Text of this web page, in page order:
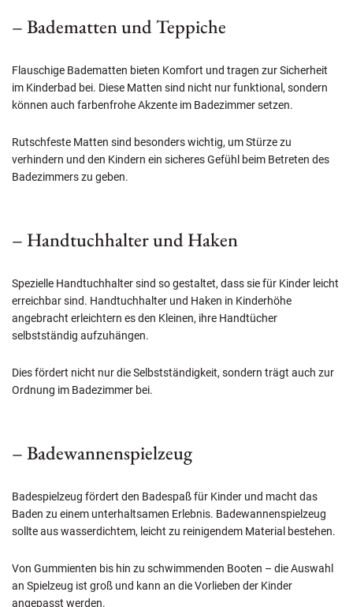
– Badematten und Teppiche
Flauschige Badematten bieten Komfort und tragen zur Sicherheit
im Kinderbad bei. Diese Matten sind nicht nur funktional, sondern
können auch farbenfrohe Akzente im Badezimmer setzen.
Rutschfeste Matten sind besonders wichtig, um Stürze zu
verhindern und den Kindern ein sicheres Gefühl beim Betreten des
Badezimmers zu geben.
– Handtuchhalter und Haken
Spezielle Handtuchhalter sind so gestaltet, dass sie für Kinder leicht
erreichbar sind. Handtuchhalter und Haken in Kinderhöhe
angebracht erleichtern es den Kleinen, ihre Handtücher
selbstständig aufzuhängen.
Dies fördert nicht nur die Selbstständigkeit, sondern trägt auch zur
Ordnung im Badezimmer bei.
– Badewannenspielzeug
Badespielzeug fördert den Badespaß für Kinder und macht das
Baden zu einem unterhaltsamen Erlebnis. Badewannenspielzeug
sollte aus wasserdichtem, leicht zu reinigendem Material bestehen.
Von Gummienten bis hin zu schwimmenden Booten – die Auswahl
an Spielzeug ist groß und kann an die Vorlieben der Kinder
angepasst werden.